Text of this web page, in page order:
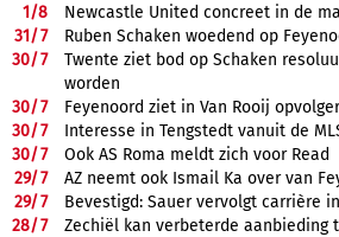
1/8
Newcastle United concreet in de
31/7
Ruben Schaken woedend op
30/7
Twente ziet bod op Schaken
worden
30/7
Feyenoord ziet in Van Rooij
30/7
Interesse in Tengstedt vanuit de
30/7
Ook AS Roma meldt zich voor Read
29/7
AZ neemt ook Ismail Ka over van
29/7
Bevestigd: Sauer vervolgt carrière
28/7
Zechiël kan verbeterde aanbieding